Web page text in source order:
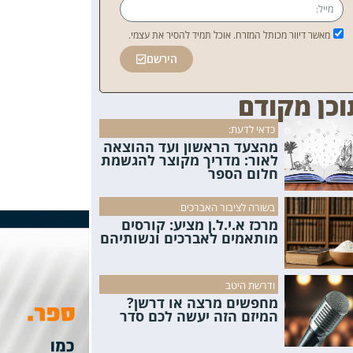
מאשר דיוור מכותל המזרח. אוכל תמיד להסיר את עצמי.
הירשם
מקודם
כדאי לדעת:
מהצעד הראשון ועד ההוצאה
לאור: מדריך מקוצר להגשמת
חלום הספר
בשורה לציבור האברכים
מרכז א.י.ל.ן מציע: קורסים
מותאמים לאברכים ונשותיהם
ודרשת היטב
מחפשים מרצה או דרשן?
המיזם הזה יעשה לכם סדר